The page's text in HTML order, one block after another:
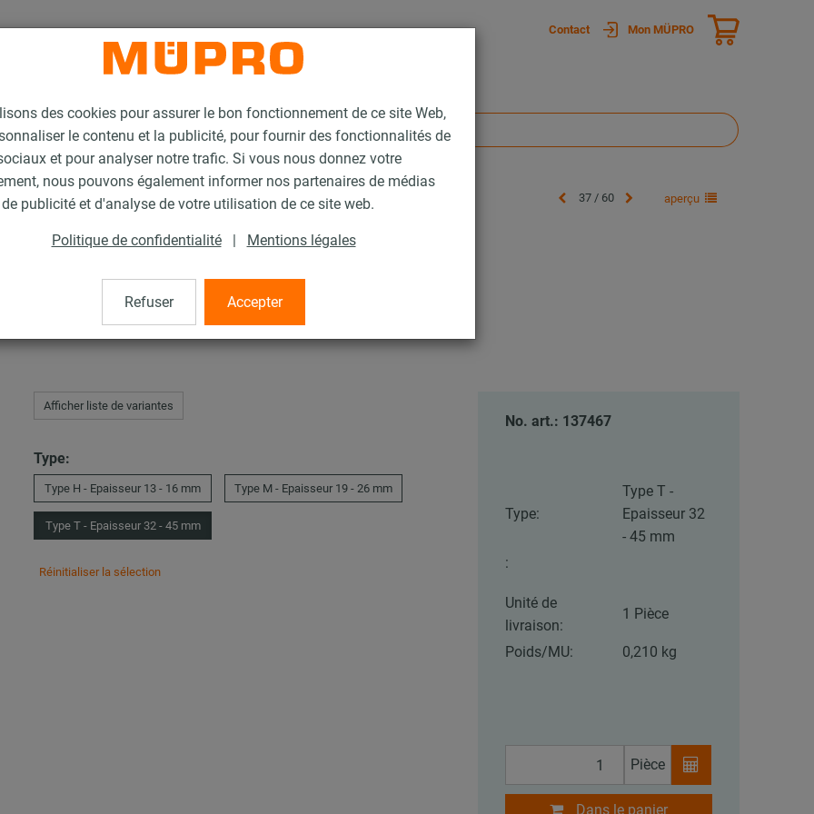
des cookies pour assurer le bon fonctionnement de ce site Web,
le contenu et la publicité, pour fournir des fonctionnalités de
et pour analyser notre trafic. Si vous nous donnez votre
nous pouvons également informer nos partenaires de médias
publicité et d'analyse de votre utilisation de ce site web.
Politique de confidentialité | Mentions légales
Refuser Accepter
Contact Mon MÜPRO
37 / 60 aperçu
Afficher liste de variantes
Type:
Type H - Epaisseur 13 - 16 mm Type M - Epaisseur 19 - 26 mm
Type T - Epaisseur 32 - 45 mm
Réinitialiser la sélection
No. art.: 137467
Type:
Type T -
Epaisseur 32
- 45 mm
:
Unité de
livraison:
1 Pièce
Poids/MU: 0,210 kg
Pièce
Dans le panier